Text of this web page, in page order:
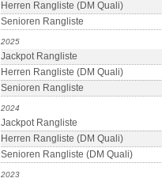
Herren Rangliste (DM Quali)
Senioren Rangliste
2025
Jackpot Rangliste
Herren Rangliste (DM Quali)
Senioren Rangliste
2024
Jackpot Rangliste
Herren Rangliste (DM Quali)
Senioren Rangliste (DM Quali)
2023